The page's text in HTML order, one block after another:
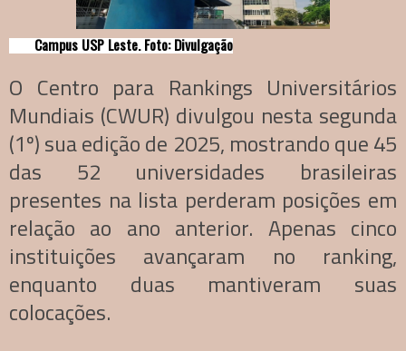
Campus USP Leste. Foto: Divulgação
O Centro para Rankings Universitários
Mundiais (CWUR) divulgou nesta segunda
(1º) sua edição de 2025, mostrando que 45
das 52 universidades brasileiras
presentes na lista perderam posições em
relação ao ano anterior. Apenas cinco
instituições avançaram no ranking,
enquanto duas mantiveram suas
colocações.